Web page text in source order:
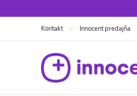
na
Kontakt Innocent predajňa